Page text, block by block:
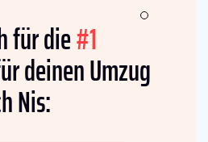
für die#1
deinen Umzug
Nis: